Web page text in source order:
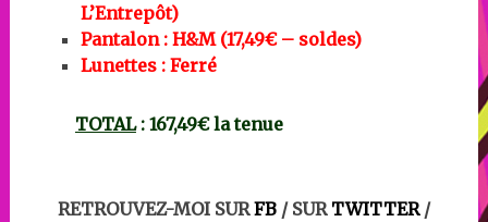
L’Entrepôt)
Pantalon : H&M (17,49€ – soldes)
Lunettes : Ferré
TOTAL: 167,49€ la tenue
RETROUVEZ-MOI SUR FB / SUR TWITTER/